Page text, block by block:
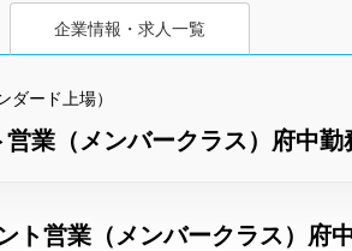
企業情報・求人一覧
ード上場）
業（メンバークラス）府中勤
ト営業（メンバークラス）府